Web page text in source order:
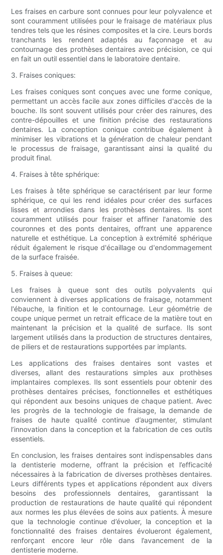
Les fraises en carbure sont connues pour leur polyvalence et
sont couramment utilisées pour le fraisage de matériaux plus
tendres tels que les résines composites et la cire. Leurs bords
tranchants les rendent adaptés au façonnage et au
contournage des prothèses dentaires avec précision, ce qui
en fait un outil essentiel dans le laboratoire dentaire.
3. Fraises coniques:
Les fraises coniques sont conçues avec une forme conique,
permettant un accès facile aux zones difficiles d'accès de la
bouche. Ils sont souvent utilisés pour créer des rainures, des
contre-dépouilles et une finition précise des restaurations
dentaires. La conception conique contribue également à
minimiser les vibrations et la génération de chaleur pendant
le processus de fraisage, garantissant ainsi la qualité du
produit final.
4. Fraises à tête sphérique:
Les fraises à tête sphérique se caractérisent par leur forme
sphérique, ce qui les rend idéales pour créer des surfaces
lisses et arrondies dans les prothèses dentaires. Ils sont
couramment utilisés pour fraiser et affiner l'anatomie des
couronnes et des ponts dentaires, offrant une apparence
naturelle et esthétique. La conception à extrémité sphérique
réduit également le risque d'écaillage ou d'endommagement
de la surface fraisée.
5. Fraises à queue:
Les fraises à queue sont des outils polyvalents qui
conviennent à diverses applications de fraisage, notamment
l'ébauche, la finition et le contournage. Leur géométrie de
coupe unique permet un retrait efficace de la matière tout en
maintenant la précision et la qualité de surface. Ils sont
largement utilisés dans la production de structures dentaires,
de piliers et de restaurations supportées par implants.
Les applications des fraises dentaires sont vastes et
diverses, allant des restaurations simples aux prothèses
implantaires complexes. Ils sont essentiels pour obtenir des
prothèses dentaires précises, fonctionnelles et esthétiques
qui répondent aux besoins uniques de chaque patient. Avec
les progrès de la technologie de fraisage, la demande de
fraises de haute qualité continue d’augmenter, stimulant
l’innovation dans la conception et la fabrication de ces outils
essentiels.
En conclusion, les fraises dentaires sont indispensables dans
la dentisterie moderne, offrant la précision et l’efficacité
nécessaires à la fabrication de diverses prothèses dentaires.
Leurs différents types et applications répondent aux divers
besoins des professionnels dentaires, garantissant la
production de restaurations de haute qualité qui répondent
aux normes les plus élevées de soins aux patients. À mesure
que la technologie continue d’évoluer, la conception et la
fonctionnalité des fraises dentaires évolueront également,
renforçant encore leur rôle dans l’avancement de la
dentisterie moderne.